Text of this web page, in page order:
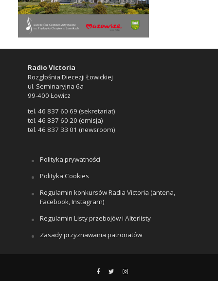
Radio Victoria
Rozgłośnia Diecezji Łowickiej
ul. Seminaryjna 6a
99-400 Łowicz
tel. 46 837 60 69 (sekretariat)
tel. 46 837 60 20 (emisja)
tel. 46 837 33 01 (newsroom)
Polityka prywatności
Polityka Cookies
Regulamin konkursów Radia Victoria (antena,
Facebook, Instagram)
Regulamin Listy przebojów i Alterlisty
Zasady przyznawania patronatów